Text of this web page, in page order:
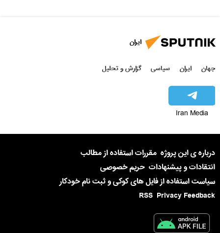
ایران
جهان ایران سیاسی گزارش و تحلیل
Iran Media
درباره ی این پروژه مقررات استفاده از مطالب
انتقادات و پیشنهادات حریم خصوصی
سیاست استفاده از فایل های کوکی و ثبت نام خودکار
Privacy Feedback
RSS